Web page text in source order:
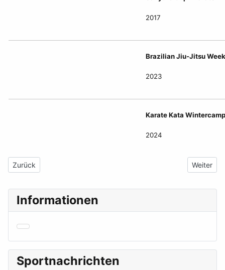
Informationen
Sportnachrichten
2017
Brazilian Jiu-Jitsu Week
2023
Karate Kata Wintercamp
2024
Vorheriger Beitrag: Hall of Fame Vorstand
Zurück Nächster
Weiter